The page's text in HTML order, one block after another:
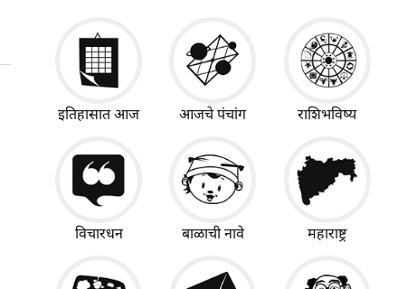
इतिहासात आज आजचे पंचांग राशिभविष्य
विचारधन बाळाची नावे महाराष्ट्र